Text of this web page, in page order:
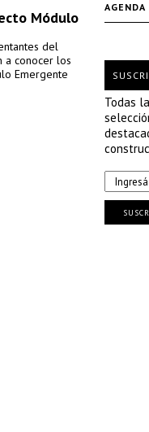
Módulo
del
a conocer los
Emergente
AGENDA
Todas